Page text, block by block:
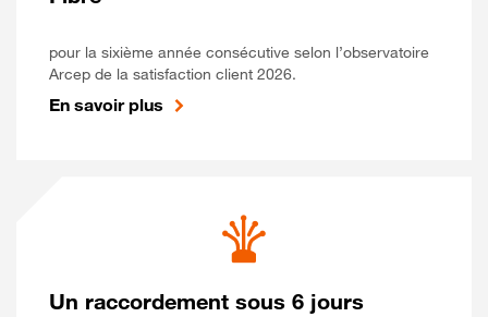
pour la sixième année consécutive selon l’observatoire
Arcep de la satisfaction client 2026.
En savoir plus
Un raccordement sous 6 jours